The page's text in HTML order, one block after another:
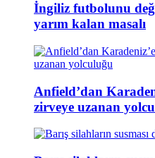
İngiliz futbolunu
yarım kalan masalı
Anfield’dan
zirveye uzanan